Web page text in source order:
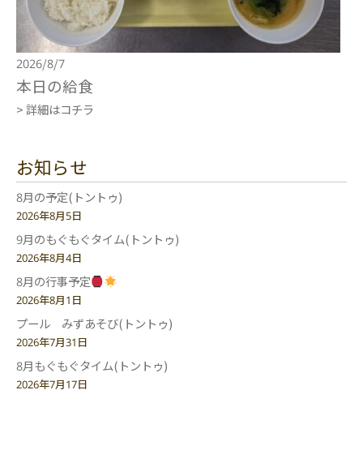
2026/8/7
本日の給食
> 詳細はコチラ
お知らせ
8月の予定(トントゥ)
2026年8月5日
9月のもぐもぐタイム(トントゥ)
2026年8月4日
8月の行事予定
2026年8月1日
プール みずあそび(トントゥ)
2026年7月31日
8月もぐもぐタイム(トントゥ)
2026年7月17日